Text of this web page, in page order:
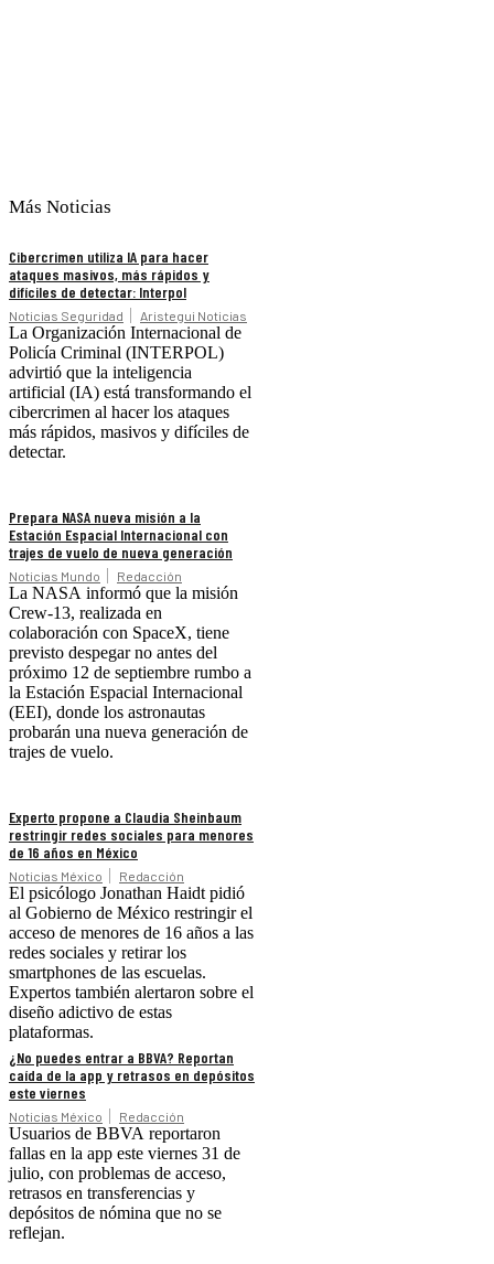
Más Noticias
Cibercrimen utiliza IA para hacer
ataques masivos, más rápidos y
difíciles de detectar: Interpol
Noticias Seguridad Aristegui Noticias
La Organización Internacional de
Policía Criminal (INTERPOL)
advirtió que la inteligencia
artificial (IA) está transformando el
cibercrimen al hacer los ataques
más rápidos, masivos y difíciles de
detectar.
Prepara NASA nueva misión a la
Estación Espacial Internacional con
trajes de vuelo de nueva generación
Noticias Mundo Redacción
La NASA informó que la misión
Crew-13, realizada en
colaboración con SpaceX, tiene
previsto despegar no antes del
próximo 12 de septiembre rumbo a
la Estación Espacial Internacional
(EEI), donde los astronautas
probarán una nueva generación de
trajes de vuelo.
Experto propone a Claudia Sheinbaum
restringir redes sociales para menores
de 16 años en México
Noticias México Redacción
El psicólogo Jonathan Haidt pidió
al Gobierno de México restringir el
acceso de menores de 16 años a las
redes sociales y retirar los
smartphones de las escuelas.
Expertos también alertaron sobre el
diseño adictivo de estas
plataformas.
¿No puedes entrar a BBVA? Reportan
caída de la app y retrasos en depósitos
este viernes
Noticias México Redacción
Usuarios de BBVA reportaron
fallas en la app este viernes 31 de
julio, con problemas de acceso,
retrasos en transferencias y
depósitos de nómina que no se
reflejan.